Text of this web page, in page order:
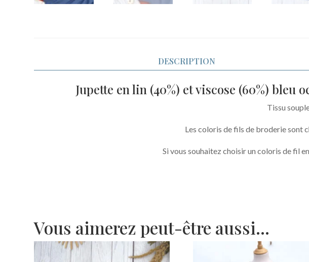
DESCRIPTION
Jupette en lin (40%) et viscose (60%)
Tissu
Les coloris de fils de broderie sont
Si vous souhaitez choisir un coloris de fil
Vous aimerez peut-être aussi…